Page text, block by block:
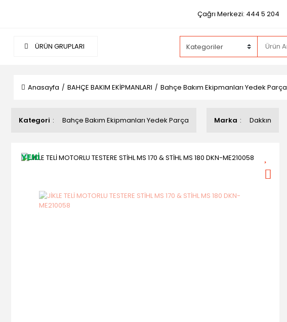
Çağrı Merkezi: 444 5 204
ÜRÜN GRUPLARI
Anasayfa BAHÇE BAKIM EKİPMANLARI Bahçe Bakım Ekipmanları Yedek Parça
Kategori Bahçe Bakım Ekipmanları Yedek Parça Marka Dakkın
YENİ